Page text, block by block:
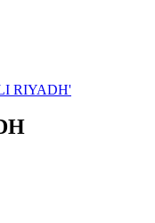
RIYADH'